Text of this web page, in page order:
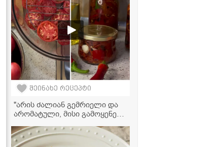
შეინახე რეცეპტი
"არის ძალიან გემრიელი და
არომატული, მისი გამოყენება
კერძთან და სალათასთან" -
პამიდვრის მარინადი